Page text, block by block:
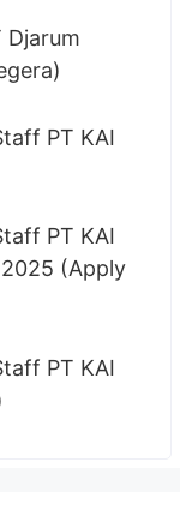
Djarum
PT KAI
PT KAI
(Apply
PT KAI